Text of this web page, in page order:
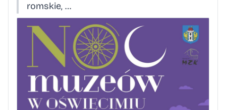
romskie, …